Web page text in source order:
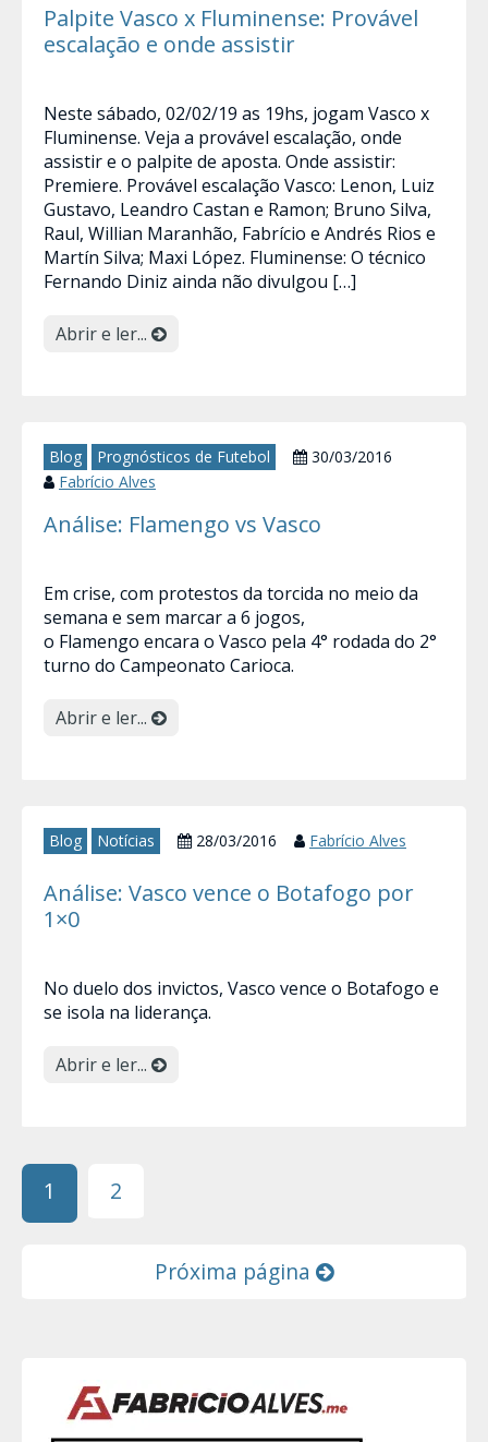
Palpite Vasco x Fluminense: Provável
escalação e onde assistir
Neste sábado, 02/02/19 as 19hs, jogam Vasco x
Fluminense. Veja a provável escalação, onde
assistir e o palpite de aposta. Onde assistir:
Premiere. Provável escalação Vasco: Lenon, Luiz
Gustavo, Leandro Castan e Ramon; Bruno Silva,
Raul, Willian Maranhão, Fabrício e Andrés Rios e
Martín Silva; Maxi López. Fluminense: O técnico
Fernando Diniz ainda não divulgou […]
Abrir e ler...
Blog Prognósticos de Futebol
30/03/2016
Fabrício Alves
Análise: Flamengo vs Vasco
Em crise, com protestos da torcida no meio da
semana e sem marcar a 6 jogos,
o Flamengo encara o Vasco pela 4° rodada do 2°
turno do Campeonato Carioca.
Abrir e ler...
Blog Notícias 28/03/2016 Fabrício Alves
Análise: Vasco vence o Botafogo por
1×0
No duelo dos invictos, Vasco vence o Botafogo e
se isola na liderança.
Abrir e ler...
1 2
Próxima página